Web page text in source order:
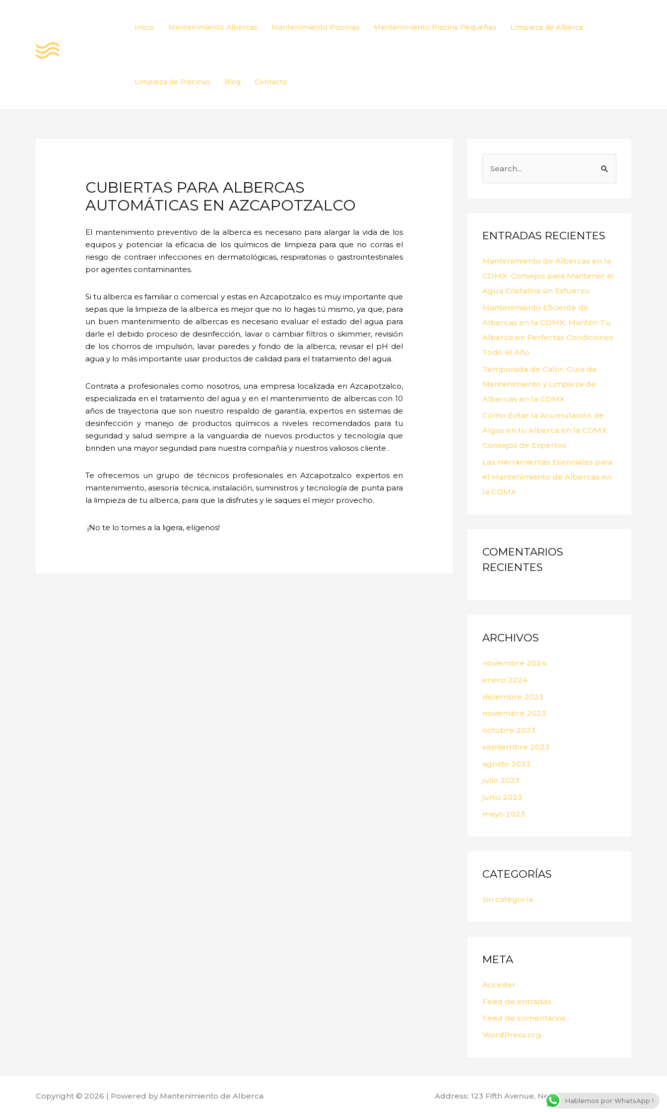
Inicio Mantenimiento Albercas Mantenimiento Piscinas Mantenimiento Piscina Pequeñas Limpieza de Alberca
Limpieza de Piscinas Blog Contacto
CUBIERTAS PARA ALBERCAS
AUTOMÁTICAS EN AZCAPOTZALCO
El mantenimiento preventivo de la alberca es necesario para alargar la vida de los
equipos y potenciar la eficacia de los químicos de limpieza para que no corras el
riesgo de contraer infecciones en dermatológicas, respiratorias o gastrointestinales
por agentes contaminantes.
Si tu alberca es familiar o comercial y estas en Azcapotzalco es muy importante que
sepas que la limpieza de la alberca es mejor que no lo hagas tú mismo, ya que, para
un buen mantenimiento de albercas es necesario evaluar el estado del agua para
darle el debido proceso de desinfección, lavar o cambiar filtros o skimmer, revisión
de los chorros de impulsión, lavar paredes y fondo de la alberca, revisar el pH del
agua y lo más importante usar productos de calidad para el tratamiento del agua.
Contrata a profesionales como nosotros, una empresa localizada en Azcapotzalco,
especializada en el tratamiento del agua y en el mantenimiento de albercas con 10
años de trayectoria que son nuestro respaldo de garantía, expertos en sistemas de
desinfección y manejo de productos químicos a niveles recomendados para tu
seguridad y salud siempre a la vanguardia de nuevos productos y tecnología que
brinden una mayor seguridad para nuestra compañía y nuestros valiosos cliente .
Te ofrecemos un grupo de técnicos profesionales en Azcapotzalco expertos en
mantenimiento, asesoría técnica, instalación, suministros y tecnología de punta para
la limpieza de tu alberca, para que la disfrutes y le saques el mejor provecho.
¡No te lo tomes a la ligera, elígenos!
r
o
r
:
ENTRADAS RECIENTES
Mantenimiento de Albercas en la
CDMX: Consejos para Mantener el
Agua Cristalina sin Esfuerzo
Mantenimiento Eficiente de
Albercas en la CDMX: Mantén Tu
Alberca en Perfectas Condiciones
Todo el Año
Temporada de Calor: Guía de
Mantenimiento y Limpieza de
Albercas en la CDMX
Cómo Evitar la Acumulación de
Algas en tu Alberca en la CDMX:
Consejos de Expertos
Las Herramientas Esenciales para
el Mantenimiento de Albercas en
la CDMX
COMENTARIOS
RECIENTES
ARCHIVOS
noviembre 2024
enero 2024
diciembre 2023
noviembre 2023
octubre 2023
septiembre 2023
agosto 2023
julio 2023
junio 2023
mayo 2023
CATEGORÍAS
Sin categoría
META
Acceder
Feed de entradas
Feed de comentarios
WordPress.org
Copyright © 2026 | Powered by Mantenimiento de Alberca Address: 123 Fifth Avenue, New York, NY 10160, USA
Hablemos por WhatsApp !